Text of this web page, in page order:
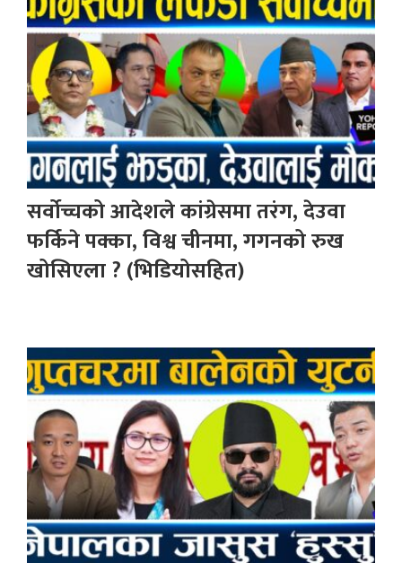
सर्वोच्चको आदेशले कांग्रेसमा तरंग, देउवा
फर्किने पक्का, विश्व चीनमा, गगनको रुख
खोसिएला ? (भिडियोसहित)